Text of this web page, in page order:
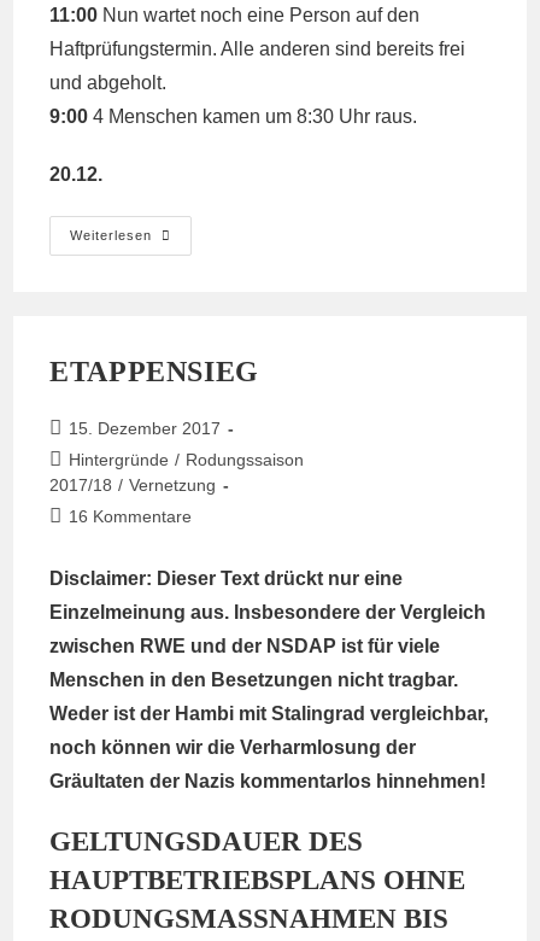
11:00 Nun wartet noch eine Person auf den
Haftprüfungstermin. Alle anderen sind bereits frei
und abgeholt.
9:00 4 Menschen kamen um 8:30 Uhr raus.
20.12.
Weiterlesen
Ticker
Barrikadenräumung
ETAPPENSIEG
Beitrag
veröffentlicht:
15. Dezember 2017
Beitrags-
Kategorie:
Hintergründe / Rodungssaison
2017/18 / Vernetzung
Beitrags-
16 Kommentare
Disclaimer: Dieser Text drückt nur eine
Einzelmeinung aus. Insbesondere der Vergleich
zwischen RWE und der NSDAP ist für viele
Menschen in den Besetzungen nicht tragbar.
Weder ist der Hambi mit Stalingrad vergleichbar,
noch können wir die Verharmlosung der
Gräultaten der Nazis kommentarlos hinnehmen!
GELTUNGSDAUER DES
HAUPTBETRIEBSPLANS OHNE
RODUNGSMASSNAHMEN BIS 3